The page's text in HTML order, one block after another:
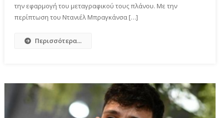
την εφαρμογή του μεταγραφικού τους πλάνου. Με την
περίπτωση του Ντανιέλ Μπραγκάνσα […]
Περισσότερα...